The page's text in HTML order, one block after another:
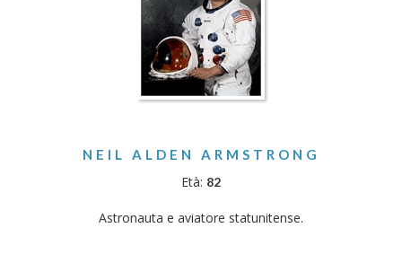
NEIL ALDEN ARMSTRONG
Età: 82
Astronauta e aviatore statunitense.